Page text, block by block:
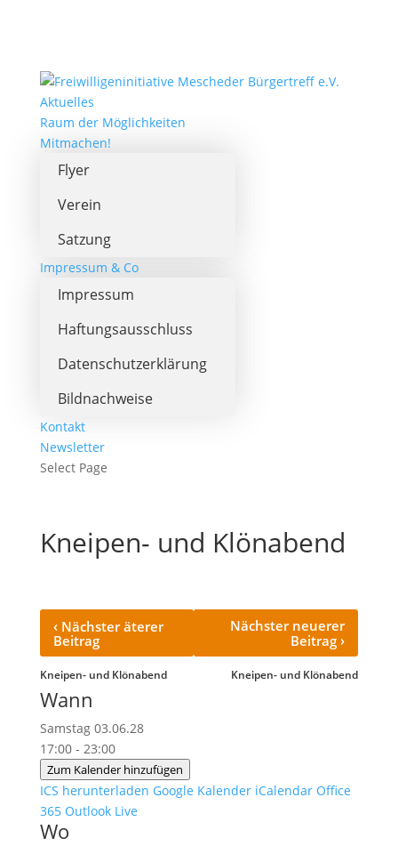
Aktuelles
Raum der Möglichkeiten
Mitmachen!
Flyer
Verein
Satzung
Impressum & Co
Impressum
Haftungsausschluss
Datenschutzerklärung
Bildnachweise
Kontakt
Newsletter
Select Page
Kneipen- und Klönabend
‹Nächster äterer
Beitrag
Kneipen- und Klönabend
Nächster neuerer
Beitrag›
Kneipen- und Klönabend
Wann
Samstag 03.06.28
17:00 - 23:00
Zum Kalender hinzufügen
ICS herunterladen Google Kalender iCalendar Office
365 Outlook Live
Wo